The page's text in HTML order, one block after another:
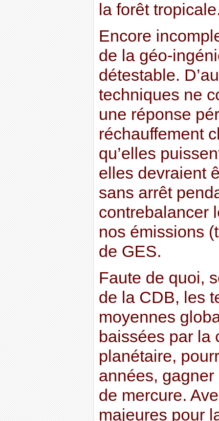
la forêt
Encore
de la géo-
détestable.
techniques ne
une réponse
réchauffement
qu’elles
elles devraient
sans arrêt
contrebalancer
nos émissions
de GES.
Faute de quoi,
de la CDB, les
moyennes
baissées par la
planétaire,
années,
de mercure.
majeures pour